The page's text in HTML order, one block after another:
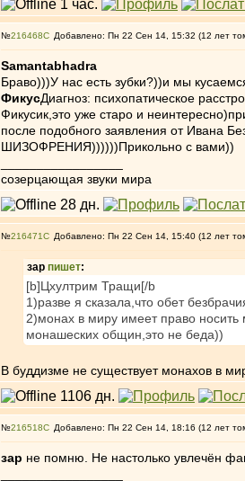
№216468 Добавлено: Пн 22 Сен 14, 15:32 (12 лет
Samantabhadra
Браво)))У нас есть зубки?))и мы
ФикусДиагноз: психопатическое
Фикусик,это уже старо и
после подобного заявления от
ШИЗОФРЕНИЯ))))))Прикольно с вами))
созерцающая звуки мира
№216471 Добавлено: Пн 22 Сен 14, 15:40 (12 лет
зар пишет:
[b]Цхултрим Тращи[/b
1)разве я сказала,что обет
2)монах в миру имеет право
монашеских общин,это не беда))
В буддизме не существует монахов в
№216518 Добавлено: Пн 22 Сен 14, 18:16 (12 лет
зар не помню. Не настолько увлечён